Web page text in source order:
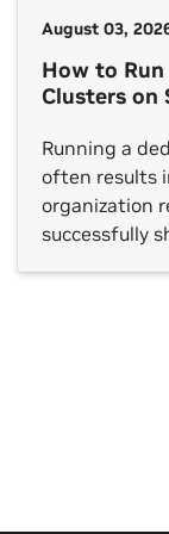
August 03,
How to
Clusters on
Running a
often results
organization
successfully